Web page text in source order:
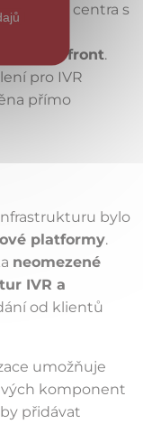
call centra s
front.
pro IVR
přímo
bylo
platformy.
neomezené
IVR a
od klientů
umožňuje
komponent
přidávat